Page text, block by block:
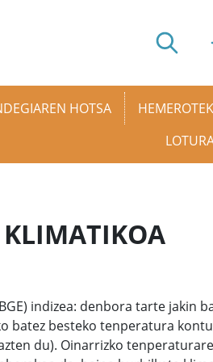
HOTSA
indizea: denbora tarte jakin
batez besteko tenperatura
du). Oinarrizko